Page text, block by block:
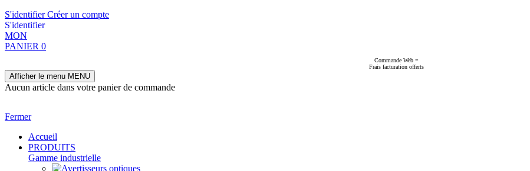
S'identifierCréer un compte
S'identifier
MON
PANIER 0
Commande Web =
Frais facturation offerts
Afficher le menu MENU
Aucun article dans votre panier de commande
Fermer
Accueil
PRODUITS
Gamme industrielle